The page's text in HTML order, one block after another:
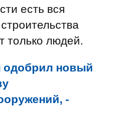
есть вся
только людей.
одобрил новый
-